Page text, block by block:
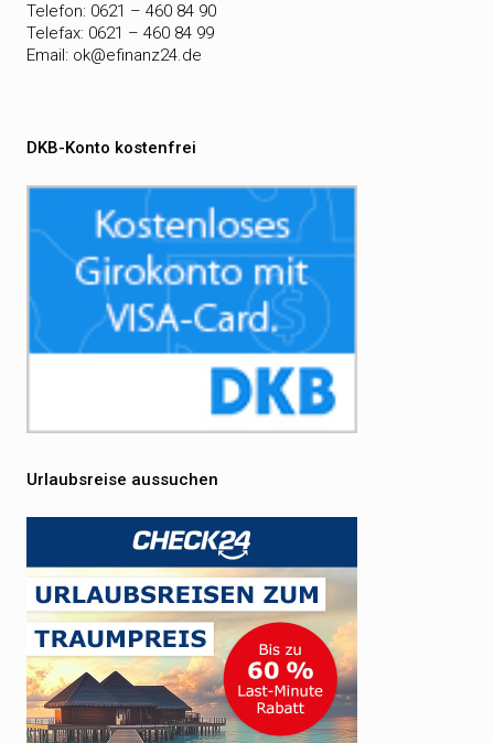
Telefon: 0621 – 460 84 90
Telefax: 0621 – 460 84 99
Email: ok@efinanz24.de
DKB-Konto kostenfrei
Urlaubsreise aussuchen